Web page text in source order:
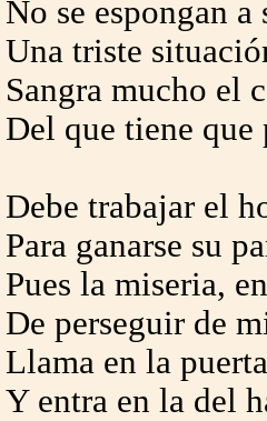
No se espongan a
Una triste
Sangra mucho el
Del que tiene que
Debe trabajar el
Para ganarse su
Pues la miseria,
De perseguir de
Llama en la
Y entra en la del